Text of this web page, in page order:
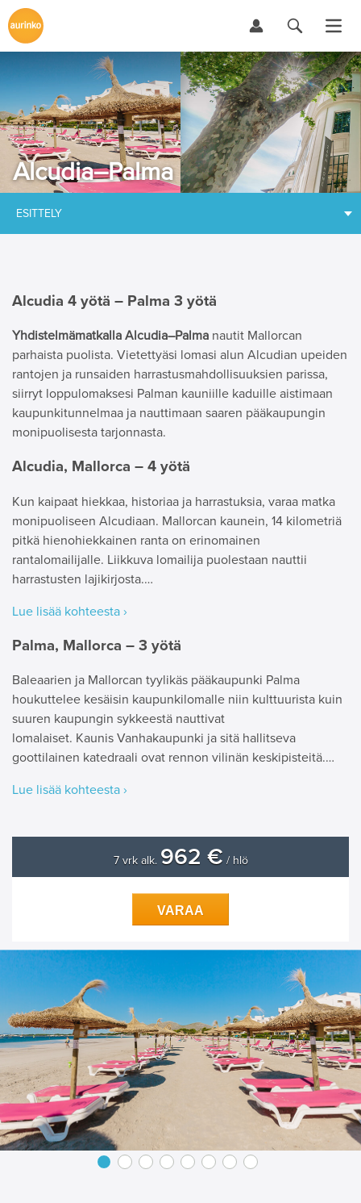
Alcudia–Palma
ESITTELY
Alcudia 4 yötä – Palma 3 yötä
Yhdistelmämatkalla Alcudia–Palma nautit Mallorcan
parhaista puolista. Vietettyäsi lomasi alun Alcudian upeiden
rantojen ja runsaiden harrastusmahdollisuuksien parissa,
siirryt loppulomaksesi Palman kauniille kaduille aistimaan
kaupunkitunnelmaa ja nauttimaan saaren pääkaupungin
monipuolisesta tarjonnasta.
Alcudia, Mallorca – 4 yötä
Kun kaipaat hiekkaa, historiaa ja harrastuksia, varaa matka
monipuoliseen Alcudiaan. Mallorcan kaunein, 14 kilometriä
pitkä hienohiekkainen ranta on erinomainen
rantalomailijalle. Liikkuva lomailija puolestaan nauttii
harrastusten lajikirjosta.…
Lue lisää kohteesta ›
Palma, Mallorca – 3 yötä
Baleaarien ja Mallorcan tyylikäs pääkaupunki Palma
houkuttelee kesäisin kaupunkilomalle niin kulttuurista kuin
suuren kaupungin sykkeestä nauttivat
lomalaiset. Kaunis Vanhakaupunki ja sitä hallitseva
goottilainen katedraali ovat rennon vilinän keskipisteitä.…
Lue lisää kohteesta ›
7 vrk alk. 962 € / hlö
VARAA